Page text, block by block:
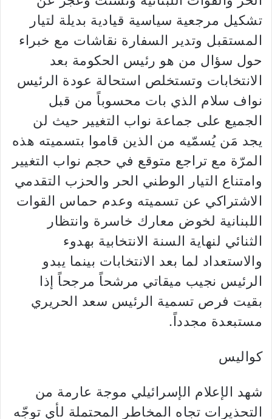
تشكيل مرجعية سياسية قيادية بديلة لتيار
المستقبل وتدير السفارة نقاشات مع خبراء
حول سؤال من هو رئيس الحكومة بعد
الانتخابات وتستخلص استحالة عودة الرئيس
نواف سلام الذي بات محسوباً من قبل
الجميع على جماعة نواب التغيير حيث لن
يجد مَن يُسمّيه من الذين قاموا بتسميته هذه
المرّة مع تراجع متوقع في حجم نواب التغيير
وامتناع التيار الوطني الحر والحزب التقدمي
الاشتراكي عن تسميته وعدم حماس القوات
اللبنانية لخوض معارك خاسرة وانتظار
الثنائي لنهاية السنة الانتخابية بهدوء
والاستعداد لما بعد الانتخابات بينما يبدو
الرئيس نجيب ميقاتي مرشحاً مرجحاً إذا
بقيت فرص تسمية الرئيس سعد الحريري
مستبعدة مجدداً.
كواليس
شهد الإعلام الإسرائيلي موجة عارمة من
التحذيرات تجاه المخاطر المحتملة لأي توجّه